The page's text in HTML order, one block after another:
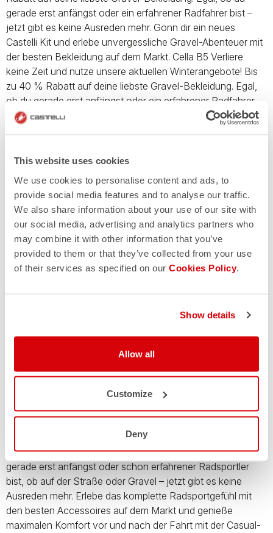
This website uses cookies
We use cookies to personalise content and ads, to
provide social media features and to analyse our traffic.
We also share information about your use of our site with
our social media, advertising and analytics partners who
may combine it with other information that you’ve
provided to them or that they’ve collected from your use
of their services as specified on our Cookies Policy.
Show details
Allow all
Customize
Deny
gerade erst anfängst oder ein erfahrener Radfahrer bist –
jetzt gibt es keine Ausreden mehr. Gönn dir ein neues
Castelli Kit und erlebe unvergessliche Gravel-Abenteuer mit
der besten Bekleidung auf dem Markt. Cella B5 Verliere
keine Zeit und nutze unsere aktuellen Winterangebote! Bis
zu 40 % Rabatt auf deine liebste Gravel-Bekleidung. Egal,
ob du gerade erst anfängst oder ein erfahrener Radfahrer
bist – jetzt gibt es keine Ausreden mehr. Gönn dir ein neues
keine Zeit und nutze unsere aktuellen Winterangebote! Bis
zu 40 % Rabatt auf deine liebste Gravel-Bekleidung. Egal,
ob du gerade erst anfängst oder ein erfahrener Radfahrer
bist – jetzt gibt es keine Ausreden mehr. Gönn dir ein neues
Castelli Kit und erlebe unvergessliche Gravel-Abenteuer mit
der besten Bekleidung auf dem Markt. Cella B5 Selezione
copiata negli appunti Edoardo Lazzarotto si trova nel foglio
attivo Foglio CASUAL & ACCESSORIES PAGE attivato.
1001 righe, 26 colonne. Anteprima della tabella chiusa.
Casual-Bekleidung und die perfekten Accessoires für jede
Saison. Egal, ob du gerade erst anfängst oder schon
erfahrener Radsportler bist, ob auf der Straße oder Gravel –
Radsportgefühl mit den besten Accessoires auf dem Markt
und genieße maximalen Komfort vor und nach der Fahrt mit
der Casual-Bekleidung von Castelli. Cella B5 Verschwende
zu 40 % Rabatt auf deine Lieblings-Casual-Bekleidung und
die perfekten Accessoires für jede Saison. Egal, ob du
gerade erst anfängst oder schon erfahrener Radsportler
bist, ob auf der Straße oder Gravel – jetzt gibt es keine
Ausreden mehr. Erlebe das komplette Radsportgefühl mit
den besten Accessoires auf dem Markt und genieße
maximalen Komfort vor und nach der Fahrt mit der Casual-